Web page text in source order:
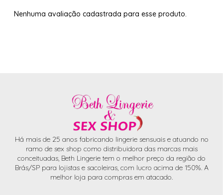
Nenhuma avaliação cadastrada para esse produto.
Há mais de 25 anos fabricando lingerie sensuais e atuando no
ramo de sex shop como distribuidora das marcas mais
conceituadas, Beth Lingerie tem o melhor preço da região do
Brás/SP para lojistas e sacoleiras, com lucro acima de 150%. A
melhor loja para compras em atacado.